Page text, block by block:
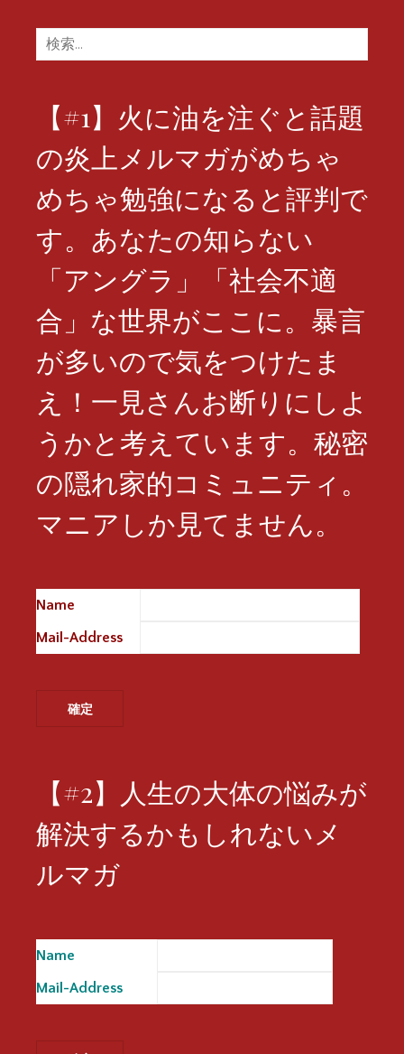
検
索:
【#1】火に油を注ぐと話題
の炎上メルマガがめちゃ
めちゃ勉強になると評判で
す。あなたの知らない
「アングラ」「社会不適
合」な世界がここに。暴言
が多いので気をつけたま
え！一見さんお断りにしよ
うかと考えています。秘密
の隠れ家的コミュニティ。
マニアしか見てません。
Name
Mail-Address
【#2】人生の大体の悩みが
解決するかもしれないメ
ルマガ
Name
Mail-Address